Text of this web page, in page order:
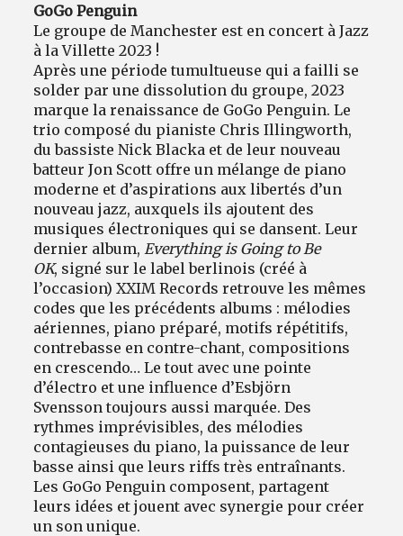
GoGo Penguin
Le groupe de Manchester est en concert à Jazz
à la Villette 2023 !
Après une période tumultueuse qui a failli se
solder par une dissolution du groupe, 2023
marque la renaissance de GoGo Penguin. Le
trio composé du pianiste Chris Illingworth,
du bassiste Nick Blacka et de leur nouveau
batteur Jon Scott offre un mélange de piano
moderne et d’aspirations aux libertés d’un
nouveau jazz, auxquels ils ajoutent des
musiques électroniques qui se dansent. Leur
dernier album, Everything is Going to Be
OK, signé sur le label berlinois (créé à
l’occasion) XXIM Records retrouve les mêmes
codes que les précédents albums : mélodies
aériennes, piano préparé, motifs répétitifs,
contrebasse en contre-chant, compositions
en crescendo… Le tout avec une pointe
d’électro et une influence d’Esbjörn
Svensson toujours aussi marquée. Des
rythmes imprévisibles, des mélodies
contagieuses du piano, la puissance de leur
basse ainsi que leurs riffs très entraînants.
Les GoGo Penguin composent, partagent
leurs idées et jouent avec synergie pour créer
un son unique.